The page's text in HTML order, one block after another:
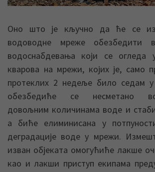
Оно што је кључно да ће се
водоводне мреже обезбедити
водоснабдевања који се огледа
кварова на мрежи, којих је, само
протеклих 2 недеље било седам
обезбедиће се несметано
довољним количинама воде и
а биће елиминисана у
деградације воде у мрежи.
изван објеката омогућиће лакше
као и лакши приступ екипама